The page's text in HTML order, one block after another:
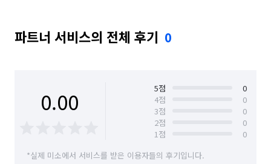
파트너 서비스의 전체 후기 0
0.00 5점
0
4점
0
3점
0
2점
0
1점
0
*실제 미소에서 서비스를 받은 이용자들의 후기입니다.